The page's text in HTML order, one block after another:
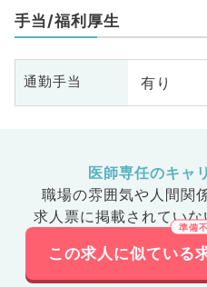
手当/福利厚生
通勤手当 有り
医師専任のキャ
職場の雰囲気や人間関係
求人票に掲載されていな
この求人に似ている